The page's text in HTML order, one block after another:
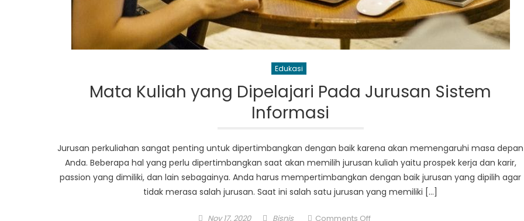
Edukasi
Mata Kuliah yang Dipelajari Pada Jurusan Sistem
Informasi
Jurusan perkuliahan sangat penting untuk dipertimbangkan dengan baik karena akan memengaruhi masa depan
Anda. Beberapa hal yang perlu dipertimbangkan saat akan memilih jurusan kuliah yaitu prospek kerja dan karir,
passion yang dimiliki, dan lain sebagainya. Anda harus mempertimbangkan dengan baik jurusan yang dipilih agar
tidak merasa salah jurusan. Saat ini salah satu jurusan yang memiliki […]
Posted
Nov 17, 2020 Author
Bisnis Comments Offon